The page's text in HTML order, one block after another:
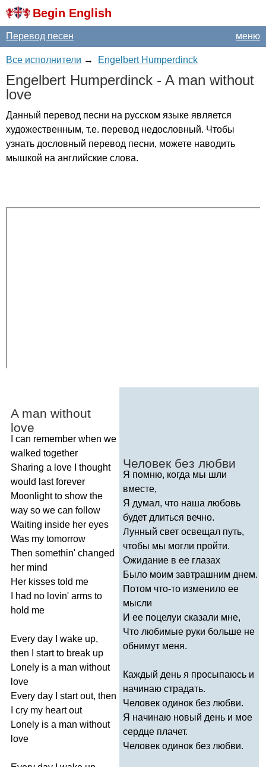
Begin English
меню
Перевод песен
Все исполнители → Engelbert Humperdinck
Engelbert Humperdinck - A man without
love
Данный перевод песни на русском языке является
художественным, т.е. перевод недословный. Чтобы
узнать дословный перевод песни, можете наводить
мышкой на английские слова.
A man without
love
can remember when we
walked together
Sharing a love
thought
would last forever
Moonlight to show the
way so we can follow
Waiting inside her eyes
Was my tomorrow
Then somethin' changed
her mind
Her kisses told me
had no lovin' arms to
hold me
Every day wake up,
then
start to break up
Lonely is a man without
love
Every day start out, then
cry my heart out
Lonely is a man without
love
Человек без любви
Я помню, когда мы шли
вместе,
Я думал, что наша любовь
будет длиться вечно.
Лунный свет освещал путь,
чтобы мы могли пройти.
Ожидание в ее глазах
Было моим завтрашним днем.
Потом что-то изменило ее
мысли
И ее поцелуи сказали мне,
Что любимые руки больше не
обнимут меня.
Каждый день я просыпаюсь и
начинаю страдать.
Человек одинок без любви.
Я начинаю новый день и мое
сердце плачет.
Человек одинок без любви.